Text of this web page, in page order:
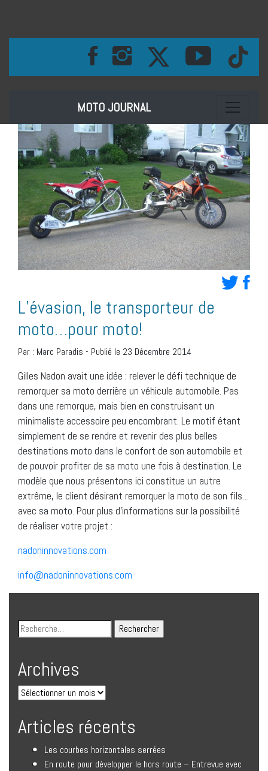
MOTO JOURNAL Toggle
L’évasion, le transporteur de
moto…pour moto!
Par : Marc Paradis - Publié le 23 Décembre 2014
Gilles Nadon avait une idée : relever le défi technique de
remorquer sa moto derrière un véhicule automobile. Pas
dans une remorque, mais bien en construisant un
minimaliste accessoire peu encombrant. Le motif étant
simplement de se rendre et revenir des plus belles
destinations moto dans le confort de son automobile et
de pouvoir profiter de sa moto une fois à destination. Le
modèle que nous présentons ici constitue un autre
extrême, le client désirant remorquer la moto de son fils…
avec sa moto. Pour plus d’informations sur la possibilité
de réaliser votre projet :
nadoninnovations.com
info@nadoninnovations.com
Archives
Articles récents
Les courbes horizontales serrées
En route pour développer le hors route – Entrevue avec